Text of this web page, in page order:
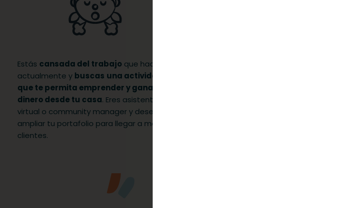
Estás cansada del trabajo que haces
actualmente y buscas una actividad
que te permita emprender y ganar
dinero desde tu casa. Eres asistente
virtual o community manager y deseas
ampliar tu portafolio para llegar a más
clientes.